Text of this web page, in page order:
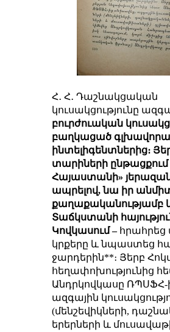
Հ․ Հ․ Դաշնակցական
կուսակցությունը
բուրժուական
բաղկացած
ինտելիգենտներից։
տարիների ընթացքում
Հայաստանի»
ապրելով, նա իր
քաղաքականությամբ
Տաճկստանի
Կովկասում – հրահրեց
կրքերը և նպաստեց
ջարդերին**։ Յերբ
հեղափոխությունից
Անդրկովկասը
ազգային
(մենշեվիկների,
երերների և